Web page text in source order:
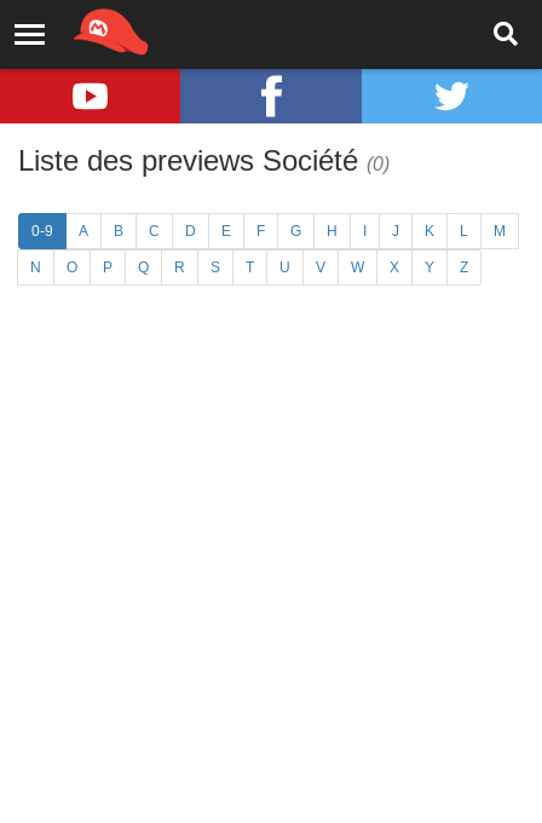
Liste des previews Société (0)
0-9 A B C D E F G H J K L M
N O P Q R S T U V W X Y Z